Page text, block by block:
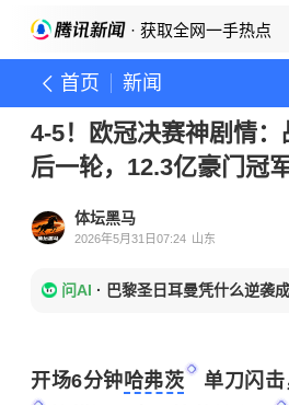
· 获取全网一手热点
首页 新闻
4-5！欧冠决赛神剧情
后一轮，12.3亿豪门冠
体坛黑马
2026年5月31日07:24 山东
问AI · 巴黎圣日耳曼凭什么逆袭
开场6分钟哈弗茨 单刀闪